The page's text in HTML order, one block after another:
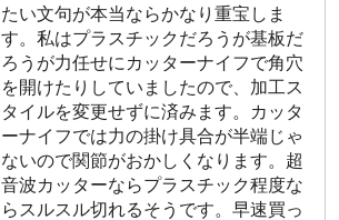
たい文句が本当ならかなり重宝しま
す。私はプラスチックだろうが基板だ
ろうが力任せにカッターナイフで角穴
を開けたりしていましたので、加工ス
タイルを変更せずに済みます。カッタ
ーナイフでは力の掛け具合が半端じゃ
ないので関節がおかしくなります。超
音波カッターならプラスチック程度な
らスルスル切れるそうです。早速買っ